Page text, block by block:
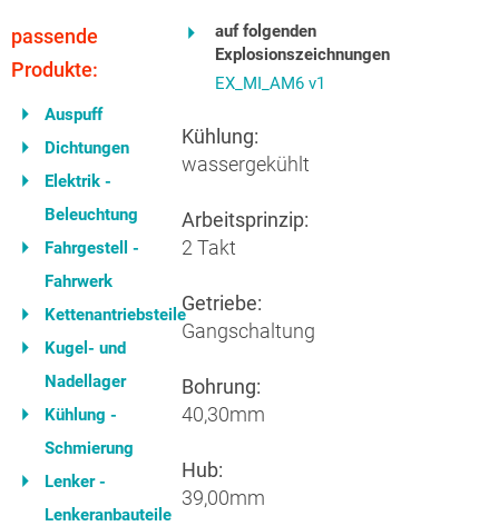
passende
Produkte:
Auspuff
Dichtungen
Elektrik -
Beleuchtung
Fahrgestell -
Fahrwerk
Kettenantriebsteile
Kugel- und
Nadellager
Kühlung -
Schmierung
Lenker -
Lenkeranbauteile
auf folgenden
Explosionszeichnungen
EX_MI_AM6 v1
Kühlung:
wassergekühlt
Arbeitsprinzip:
2 Takt
Getriebe:
Gangschaltung
Bohrung:
40,30mm
Hub:
39,00mm